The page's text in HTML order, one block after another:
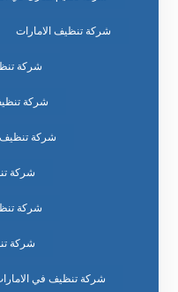
شركة تنظيف الامارات
شركة
شركة
شركة
شركة
شركة
شركة
شركة تنظيف في